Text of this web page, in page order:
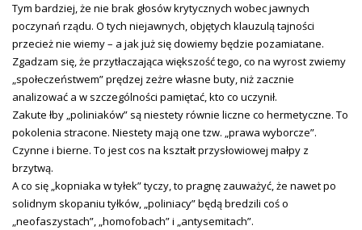
Tym bardziej, że nie brak głosów krytycznych wobec jawnych
poczynań rządu. O tych niejawnych, objętych klauzulą tajności
przecież nie wiemy – a jak już się dowiemy będzie pozamiatane.
Zgadzam się, że przytłaczająca większość tego, co na wyrost zwiemy
„społeczeństwem” prędzej zeżre własne buty, niż zacznie
analizować a w szczególności pamiętać, kto co uczynił.
Zakute łby „poliniaków” są niestety równie liczne co hermetyczne. To
pokolenia stracone. Niestety mają one tzw. „prawa wyborcze”.
Czynne i bierne. To jest cos na kształt przysłowiowej małpy z
brzytwą.
A co się „kopniaka w tyłek” tyczy, to pragnę zauważyć, że nawet po
solidnym skopaniu tyłków, „poliniacy” będą bredzili coś o
„neofaszystach”, „homofobach” i „antysemitach”.